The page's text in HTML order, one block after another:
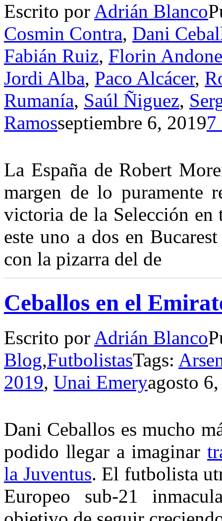
Escrito por Adrián Blanco
Cosmin Contra, Dani
Fabián Ruiz, Florin Andone
Jordi Alba, Paco Alcácer,
Rumanía, Saúl Ñiguez,
Ramosseptiembre 6, 20197
La España de Robert
margen de lo puramente
victoria de la Selección en
este uno a dos en
con la pizarra del de
Ceballos en el
Escrito por Adrián Blanco
Blog,FutbolistasTags:
2019, Unai Emeryagosto
Dani Ceballos es mucho
podido llegar a imaginar
la Juventus. El futbolista
Europeo sub-21